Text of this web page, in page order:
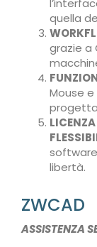
quella
grazie a
Mouse
libertà.
ZWCAD
ASSISTENZA